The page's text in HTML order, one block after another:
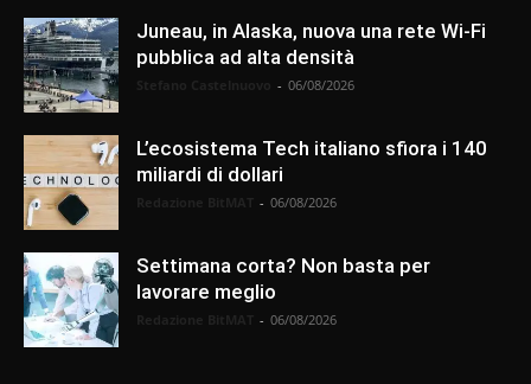
Juneau, in Alaska, nuova una rete Wi-Fi
pubblica ad alta densità
- 06/08/2026
L’ecosistema Tech italiano sfiora i 140
miliardi di dollari
- 06/08/2026
Settimana corta? Non basta per
lavorare meglio
- 06/08/2026